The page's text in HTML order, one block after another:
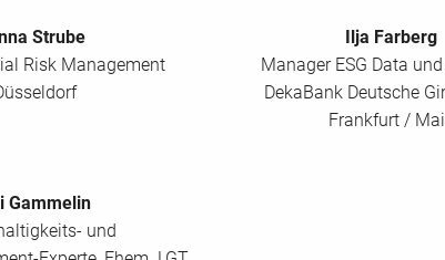
Strube
Risk Management
Ilja Farberg
Manager ESG Data
DekaBank Deutsche
Frankfurt /
Gammelin
und